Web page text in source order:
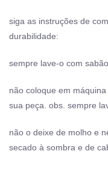
siga as instruções de
durabilidade:
sempre lave-o com
não coloque em
sua peça. obs. sempre
não o deixe de molho e
secado à sombra e de